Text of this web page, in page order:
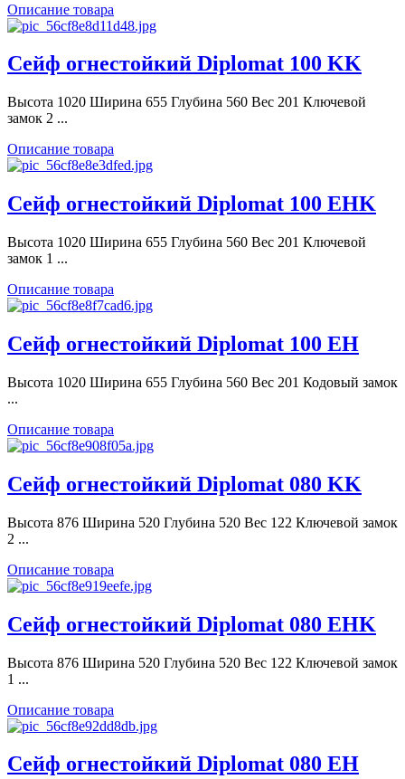
Описание товара
Сейф огнестойкий Diplomat 100 KK
Высота 1020 Ширина 655 Глубина 560 Вес 201 Ключевой
замок 2 ...
Описание товара
Сейф огнестойкий Diplomat 100 EHK
Высота 1020 Ширина 655 Глубина 560 Вес 201 Ключевой
замок 1 ...
Описание товара
Сейф огнестойкий Diplomat 100 EH
Высота 1020 Ширина 655 Глубина 560 Вес 201 Кодовый замок
...
Описание товара
Сейф огнестойкий Diplomat 080 KK
Высота 876 Ширина 520 Глубина 520 Вес 122 Ключевой замок
2 ...
Описание товара
Сейф огнестойкий Diplomat 080 ЕНK
Высота 876 Ширина 520 Глубина 520 Вес 122 Ключевой замок
1 ...
Описание товара
Сейф огнестойкий Diplomat 080 ЕН